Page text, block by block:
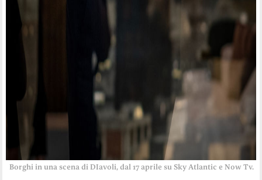
Borghi in una scena di DIavoli, dal 17 aprile su Sky Atlantic e Now Tv.